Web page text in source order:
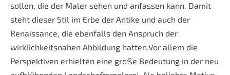
sollen, die der Maler sehen und anfassen kann. Damit
steht dieser Stil im Erbe der Antike und auch der
Renaissance, die ebenfalls den Anspruch der
wirklichkeitsnahen Abbildung hatten.Vor allem die
Perspektiven erhielten eine große Bedeutung in der neu